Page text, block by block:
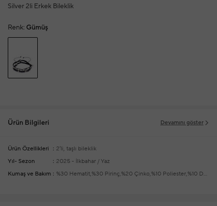
Silver 2li Erkek Bileklik
Renk: Gümüş
Ürün Bilgileri Devamını göster
Ürün Özellikleri
2'li, taşlı bileklik
Yıl- Sezon
2025 - İlkbahar / Yaz
Kumaş ve Bakım
%30 Hematit,%30 Pirinç,%20 Çinko,%10 Poliester,%10 Demir